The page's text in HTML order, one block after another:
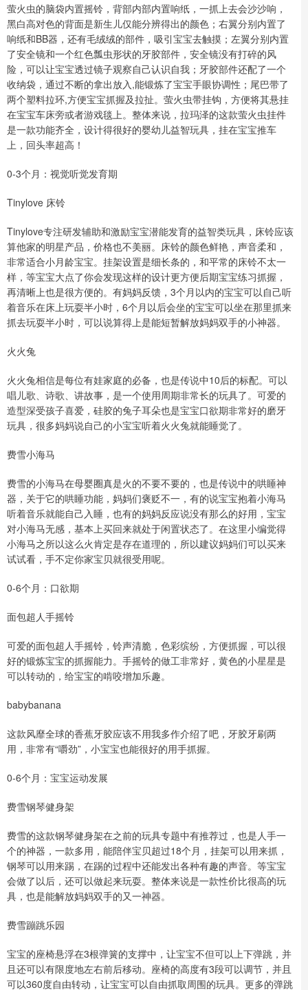
萤火虫的脑袋内置摇铃，背部内部内置响纸，一抓上去会沙沙响，
黑白高对色的背面是新生儿仅能分辨得出的颜色；右翼分别内置了
响纸和BB器，还有毛绒绒的部件，吸引宝宝去触摸；左翼分别内置
了安全镜和一个红色瓢虫形状的牙胶部件，安全镜没有打碎的风
险，可以让宝宝透过镜子观察自己认识自我；牙胶部件还配了一个
收纳袋，通过不断的拿出放入,能锻炼了宝宝手眼协调性；尾巴带了
两个塑料拉环,方便宝宝抓握及拉扯。萤火虫带挂钩，方便将其悬挂
在宝宝车床旁或者游戏毯上。整体来说，拉玛泽的这款萤火虫挂件
是一款功能齐全，设计得很好的婴幼儿益智玩具，挂在宝宝推车
上，回头率超高！
0-3个月：视觉听觉发育期
Tinylove 床铃
Tinylove专注研发辅助和激励宝宝潜能发育的益智类玩具，床铃应该
算他家的明星产品，价格也不美丽。床铃的颜色鲜艳，声音柔和，
非常适合小月龄宝宝。挂架设置是细长条的，和平常的床铃不太一
样，等宝宝大点了你会发现这样的设计更方便后期宝宝练习抓握，
再清晰上也是很方便的。有妈妈反馈，3个月以内的宝宝可以自己听
着音乐在床上玩耍半小时，6个月以后会坐的宝宝可以坐在那里抓来
抓去玩耍半小时，可以说算得上是能短暂解放妈妈双手的小神器。
火火兔
火火兔相信是每位有娃家庭的必备，也是传说中10后的标配。可以
唱儿歌、诗歌、讲故事，是一个使用周期非常长的玩具了。可爱的
造型深受孩子喜爱，硅胶的兔子耳朵也是宝宝口欲期非常好的磨牙
玩具，很多妈妈说自己的小宝宝听着火火兔就能睡觉了。
费雪小海马
费雪的小海马在母婴圈真是火的不要不要的，也是传说中的哄睡神
器，关于它的哄睡功能，妈妈们褒贬不一，有的说宝宝抱着小海马
听着音乐就能自己入睡，也有的妈妈反应说没有那么的好用，宝宝
对小海马无感，基本上买回来就处于闲置状态了。在这里小编觉得
小海马之所以这么火肯定是存在道理的，所以建议妈妈们可以买来
试试看，手不定你家宝贝就很受用呢。
0-6个月：口欲期
面包超人手摇铃
可爱的面包超人手摇铃，铃声清脆，色彩缤纷，方便抓握，可以很
好的锻炼宝宝的抓握能力。手摇铃的做工非常好，黄色的小星星是
可以转动的，给宝宝的啃咬增加乐趣。
babybanana
这款风靡全球的香蕉牙胶应该不用我多作介绍了吧，牙胶牙刷两
用，非常有“嚼劲”，小宝宝也能很好的用手抓握。
0-6个月：宝宝运动发展
费雪钢琴健身架
费雪的这款钢琴健身架在之前的玩具专题中有推荐过，也是人手一
个的神器，一款多用，能陪伴宝贝超过18个月，挂架可以用来抓，
钢琴可以用来踢，在踢的过程中还能发出各种有趣的声音。等宝宝
会做了以后，还可以做起来玩耍。整体来说是一款性价比很高的玩
具，也是能解放妈妈双手的又一神器。
费雪蹦跳乐园
宝宝的座椅悬浮在3根弹簧的支撑中，让宝宝不但可以上下弹跳，并
且还可以有限度地左右前后移动。座椅的高度有3段可以调节，并且
可以360度自由转动，让宝宝可以自由抓取周围的玩具。更多的弹跳